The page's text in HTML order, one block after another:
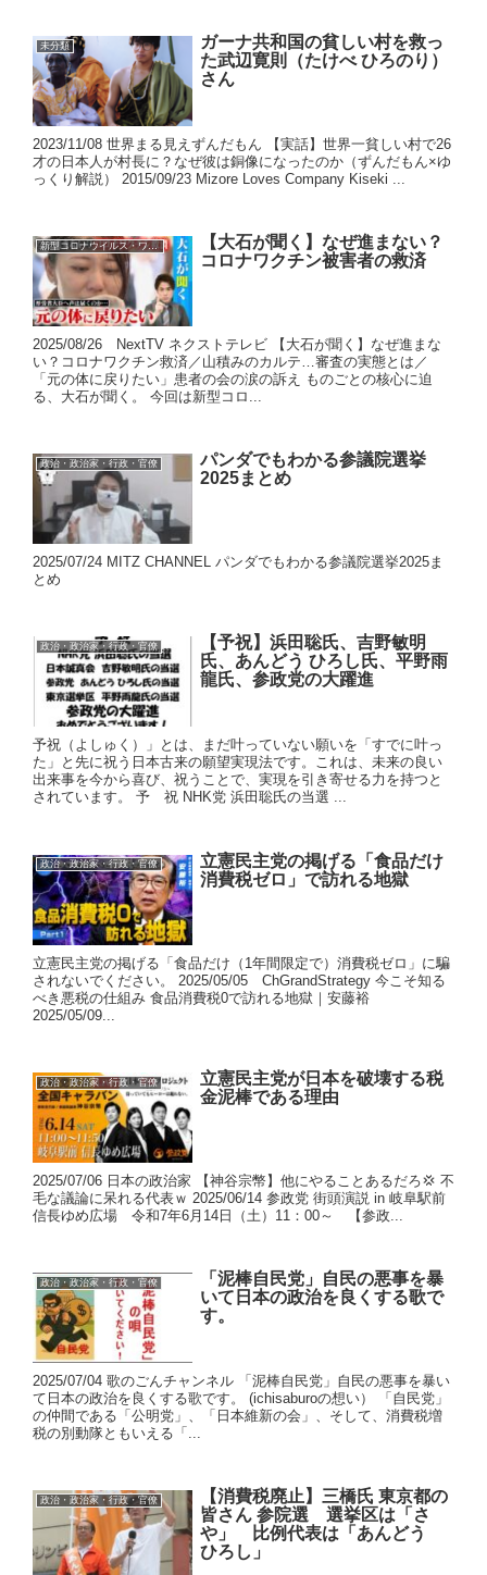
未分類
ガーナ共和国の貧しい村を救っ
た武辺寛則（たけべ ひろのり）
さん
2023/11/08 世界まる見えずんだもん 【実話】世界一貧しい村で26
才の日本人が村長に？なぜ彼は銅像になったのか（ずんだもん×ゆ
っくり解説） 2015/09/23 Mizore Loves Company Kiseki ...
新型コロナウイルス・ワクチン
【大石が聞く】なぜ進まない？
コロナワクチン被害者の救済
2025/08/26 NextTV ネクストテレビ 【大石が聞く】なぜ進まな
い？コロナワクチン救済／山積みのカルテ…審査の実態とは／
「元の体に戻りたい」患者の会の涙の訴え ものごとの核心に迫
る、大石が聞く。 今回は新型コロ...
政治・政治家・行政・官僚
パンダでもわかる参議院選挙
2025まとめ
2025/07/24 MITZ CHANNEL パンダでもわかる参議院選挙2025ま
とめ
政治・政治家・行政・官僚
【予祝】浜田聡氏、吉野敏明
氏、あんどう ひろし氏、平野雨
龍氏、参政党の大躍進
予祝（よしゅく）」とは、まだ叶っていない願いを「すでに叶っ
た」と先に祝う日本古来の願望実現法です。これは、未来の良い
出来事を今から喜び、祝うことで、実現を引き寄せる力を持つと
されています。 予 祝 NHK党 浜田聡氏の当選 ...
政治・政治家・行政・官僚
立憲民主党の掲げる「食品だけ
消費税ゼロ」で訪れる地獄
立憲民主党の掲げる「食品だけ（1年間限定で）消費税ゼロ」に騙
されないでください。 2025/05/05 ChGrandStrategy 今こそ知る
べき悪税の仕組み 食品消費税0で訪れる地獄｜安藤裕
2025/05/09...
政治・政治家・行政・官僚
立憲民主党が日本を破壊する税
金泥棒である理由
2025/07/06 日本の政治家 【神谷宗幣】他にやることあるだろ💢 不
毛な議論に呆れる代表ｗ 2025/06/14 参政党 街頭演説 in 岐阜駅前
信長ゆめ広場 令和7年6月14日（土）11：00～ 【参政...
政治・政治家・行政・官僚
「泥棒自民党」自民の悪事を暴
いて日本の政治を良くする歌で
す。
2025/07/04 歌のごんチャンネル 「泥棒自民党」自民の悪事を暴い
て日本の政治を良くする歌です。 (ichisaburoの想い） 「自民党」
の仲間である「公明党」、「日本維新の会」、そして、消費税増
税の別動隊ともいえる「...
政治・政治家・行政・官僚
【消費税廃止】三橋氏 東京都の
皆さん 参院選 選挙区は「さ
や」 比例代表は「あんどう
ひろし」